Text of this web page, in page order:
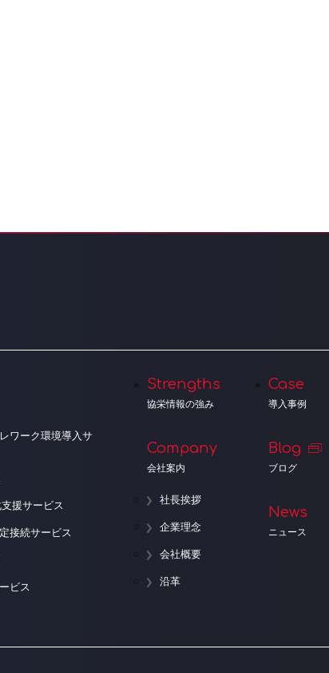
ーク環境導入サ
援サービス
接続サービス
ビス
Strengths
協栄情報の強み
Company
会社案内
社長挨拶
企業理念
会社概要
沿革
Case
導入事例
Blog
ブログ
News
ニュース